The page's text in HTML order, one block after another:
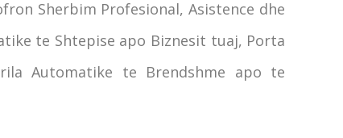
Sherbim Profesional, Asistence dhe
te Shtepise apo Biznesit tuaj, Porta
Automatike te Brendshme apo te